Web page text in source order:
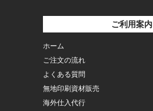
ご利用案内
ホーム
ご注文の流れ
よくある質問
無地印刷資材販売
海外仕入代行